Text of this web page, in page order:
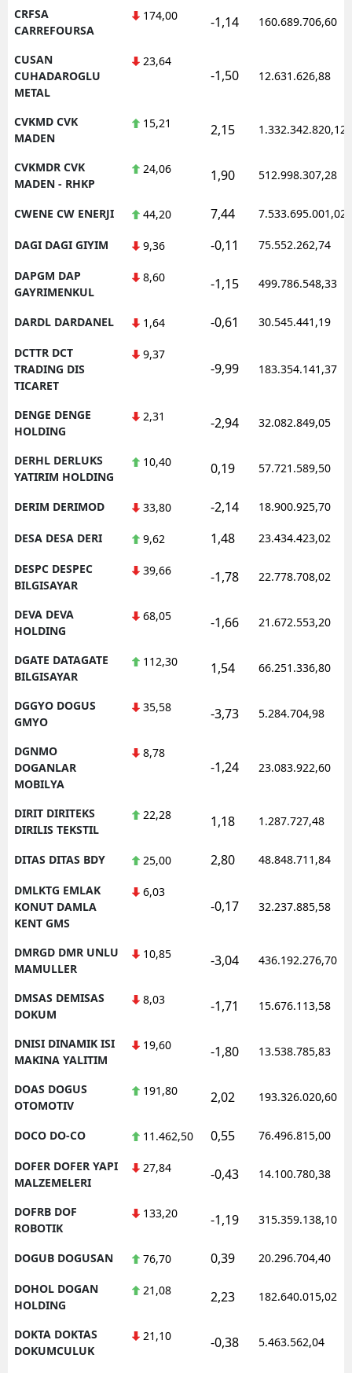
CRFSA
CARREFOURSA
174,00 -1,14 160.689.706,60
CUSAN
CUHADAROGLU
METAL
23,64
-1,50 12.631.626,88
CVKMD CVK
MADEN
15,21 2,15 1.332.342.820,12
CVKMDR CVK
MADEN - RHKP
24,06 1,90 512.998.307,28
CWENE CW ENERJI 44,20 7,44 7.533.695.001,02
DAGI DAGI GIYIM 9,36 -0,11 75.552.262,74
DAPGM DAP
GAYRIMENKUL
8,60 -1,15 499.786.548,33
DARDL DARDANEL 1,64 -0,61 30.545.441,19
DCTTR DCT
TRADING DIS
TICARET
9,37
-9,99 183.354.141,37
DENGE DENGE
HOLDING
2,31 -2,94 32.082.849,05
DERHL DERLUKS
YATIRIM HOLDING
10,40 0,19 57.721.589,50
DERIM DERIMOD 33,80 -2,14 18.900.925,70
DESA DESA DERI 9,62 1,48 23.434.423,02
DESPC DESPEC
BILGISAYAR
39,66 -1,78 22.778.708,02
DEVA DEVA
HOLDING
68,05 -1,66 21.672.553,20
DGATE DATAGATE
BILGISAYAR
112,30 1,54 66.251.336,80
DGGYO DOGUS
GMYO
35,58 -3,73 5.284.704,98
DGNMO
DOGANLAR
MOBILYA
8,78
-1,24 23.083.922,60
DIRIT DIRITEKS
DIRILIS TEKSTIL
22,28 1,18 1.287.727,48
DITAS DITAS BDY 25,00 2,80 48.848.711,84
DMLKTG EMLAK
KONUT DAMLA
KENT GMS
6,03
-0,17 32.237.885,58
DMRGD DMR UNLU
MAMULLER
10,85 -3,04 436.192.276,70
DMSAS DEMISAS
DOKUM
8,03 -1,71 15.676.113,58
DNISI DINAMIK ISI
MAKINA YALITIM
19,60 -1,80 13.538.785,83
DOAS DOGUS
OTOMOTIV
191,80 2,02 193.326.020,60
DOCO DO-CO 11.462,50 0,55 76.496.815,00
DOFER DOFER YAPI
MALZEMELERI
27,84 -0,43 14.100.780,38
DOFRB DOF
ROBOTIK
133,20 -1,19 315.359.138,10
DOGUB DOGUSAN 76,70 0,39 20.296.704,40
DOHOL DOGAN
HOLDING
21,08 2,23 182.640.015,02
DOKTA DOKTAS
DOKUMCULUK
21,10 -0,38 5.463.562,04